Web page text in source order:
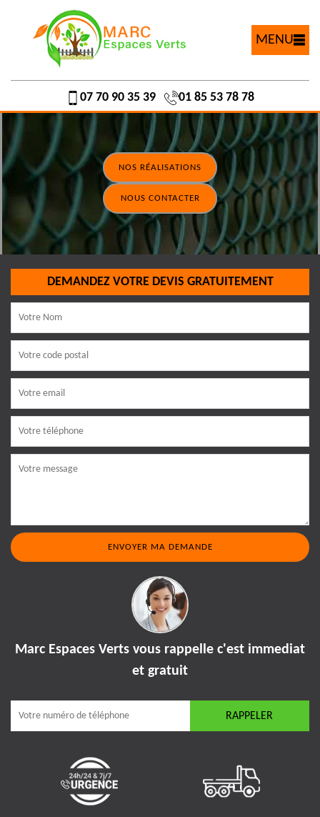
MENU
07 70 90 35 39 01 85 53 78 78
NOS RÉALISATIONS
NOUS CONTACTER
DEMANDEZ VOTRE DEVIS GRATUITEMENT
Marc Espaces Verts vous rappelle c'est immediat
et gratuit